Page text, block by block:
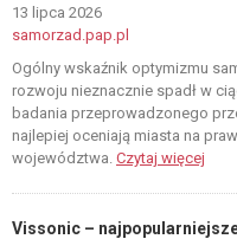
13 lipca 2026
samorzad.pap.pl
Ogólny wskaźnik optymizmu
rozwoju nieznacznie spadł w
badania przeprowadzonego
najlepiej oceniają miasta na
województwa. Czytaj więcej
Vissonic –